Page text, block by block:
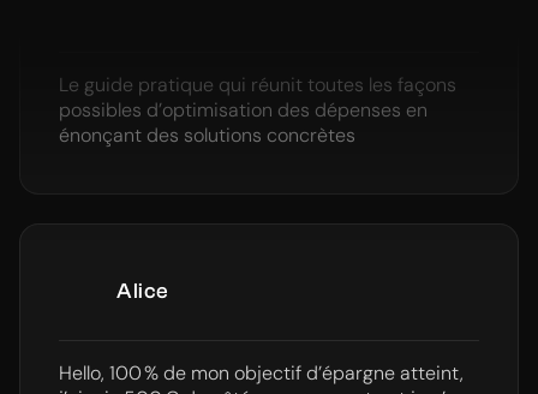
possibles d’optimisation des dépenses en
énonçant des solutions concrètes
j’ai mis 500 € de côté sur un compte et je n’y